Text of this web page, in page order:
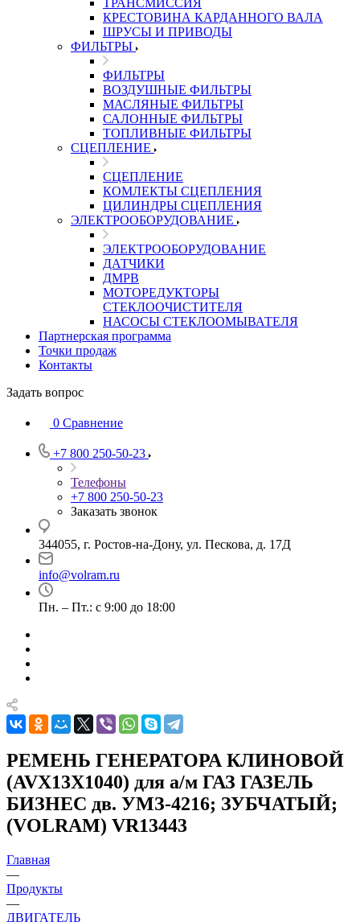
ТРАНСМИССИЯ
КРЕСТОВИНА КАРДАННОГО ВАЛА
ШРУСЫ И ПРИВОДЫ
ФИЛЬТРЫ
ФИЛЬТРЫ
ВОЗДУШНЫЕ ФИЛЬТРЫ
МАСЛЯНЫЕ ФИЛЬТРЫ
САЛОННЫЕ ФИЛЬТРЫ
ТОПЛИВНЫЕ ФИЛЬТРЫ
СЦЕПЛЕНИЕ
СЦЕПЛЕНИЕ
КОМЛЕКТЫ СЦЕПЛЕНИЯ
ЦИЛИНДРЫ СЦЕПЛЕНИЯ
ЭЛЕКТРООБОРУДОВАНИЕ
ЭЛЕКТРООБОРУДОВАНИЕ
ДАТЧИКИ
ДМРВ
МОТОРЕДУКТОРЫ
СТЕКЛООЧИСТИТЕЛЯ
НАСОСЫ СТЕКЛООМЫВАТЕЛЯ
Партнерская программа
Точки продаж
Контакты
Задать вопрос
0 Сравнение
+7 800 250-50-23
Телефоны
+7 800 250-50-23
Заказать звонок
344055, г. Ростов-на-Дону, ул. Пескова, д. 17Д
info@volram.ru
Пн. – Пт.: с 9:00 до 18:00
РЕМЕНЬ ГЕНЕРАТОРА КЛИНОВОЙ
(AVX13X1040) для а/м ГАЗ ГАЗЕЛЬ
БИЗНЕС дв. УМЗ-4216; ЗУБЧАТЫЙ;
(VOLRAM) VR13443
Главная
—
Продукты
—
ДВИГАТЕЛЬ